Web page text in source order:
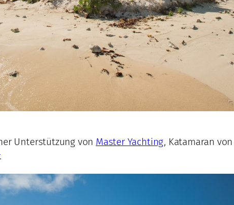
Unterstützung von Master Yachting, Katamaran von